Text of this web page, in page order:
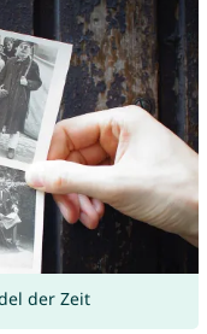
der Zeit